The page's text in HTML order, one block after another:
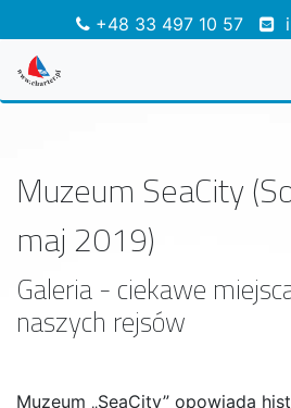
+48 33 497 10 57
Muzeum SeaCity
maj 2019)
Galeria - ciekawe
naszych rejsów
Muzeum „SeaCity” opowiada